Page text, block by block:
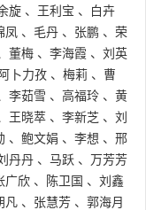
旋 、 王利宝 、
白卉
凤 、 毛丹 、 张鹏 、 荣
董梅 、 李海霞 、 刘英
卜力孜 、 梅莉 、 曹
李茹雪 、 高福玲 、 黄
王晓萃 、 李新芝 、 刘
、 鲍文娟 、 李想 、 邢
丹丹 、 马跃 、 万芳芳
广欣 、 陈卫国 、 刘鑫
凡 、 张慧芳 、 郭海月